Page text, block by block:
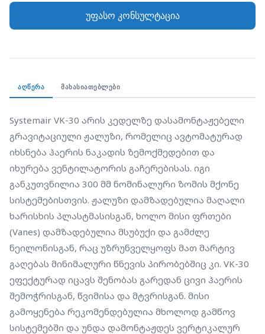
ხარისხის პლასტმასისგან, ხოლო მისი ფრთები
(Vanes) დამზადებულია მსუბუქი და გამძლე
შემოჭრისგან, წვიმისა და მტვრისგან. მისი
გამოყენება რეკომენდებულია მხოლოდ გამწოვ
სისტემებში და უნდა დამონტაჟდეს ვერტიკალურ
ზედაპირზე.
უფასო კონსულტაცია
ᲐᲦᲬᲔᲠᲐ ᲛᲐᲮᲐᲡᲘᲐᲗᲔᲑᲚᲔᲑᲘ
Systemair VK-30 არის კედელზე დასამონტაჟებელი
გრავიტაციული ჟალუზი, რომელიც ავტომატურად
იხსნება ჰაერის ნაკადის ზემოქმედებით და
იხურება ვენტილატორის გაჩერებისას. იგი
განკუთვნილია 300 მმ ნომინალური ზომის მქონე
სისტემებისთვის. ჟალუზი დამზადებულია მაღალი
ხარისხის პლასტმასისგან, ხოლო მისი ფრთები
(Vanes) დამზადებულია მსუბუქი და გამძლე
ნეილონისგან, რაც უზრუნველყოფს მათ მარტივ
გაღებას მინიმალური წნევის პირობებშიც კი. VK-30
ეფექტურად იცავს შენობას გარედან ცივი ჰაერის
შემოჭრისგან, წვიმისა და მტვრისგან. მისი
გამოყენება რეკომენდებულია მხოლოდ გამწოვ
სისტემებში და უნდა დამონტაჟდეს ვერტიკალურ